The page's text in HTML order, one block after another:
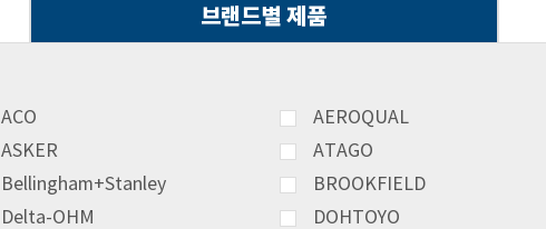
브랜드별 제품
ACO AEROQUAL
ASKER ATAGO
Bellingham+Stanley BROOKFIELD
Delta-OHM DOHTOYO